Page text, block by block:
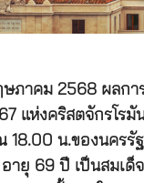
ภาคม 2568 ผลกา
แห่งคริสตจักรโร
น.ของนครรั
ยุ 69 ปี เป็นสมเด็